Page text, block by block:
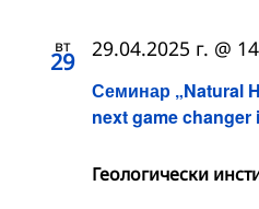
вт
29
Семинар „Natural
next game
29.04.2025 г. @
Геологически